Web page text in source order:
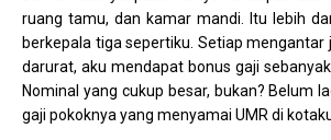
ruang tamu, dan kamar mandi. Itu lebih
berkepala tiga sepertiku. Setiap mengantar
darurat, aku mendapat bonus gaji
Nominal yang cukup besar, bukan? Belum
gaji pokoknya yang menyamai UMR di